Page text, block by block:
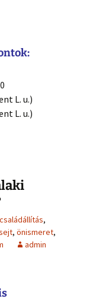
L. u.)
L. u.)
családállítás,
, önismeret,
admin